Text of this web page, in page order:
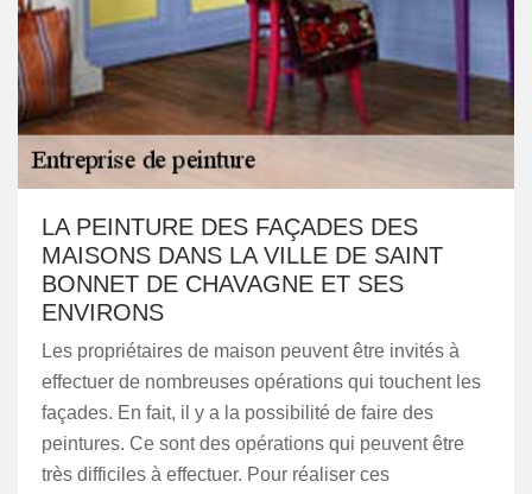
LA PEINTURE DES FAÇADES DES
MAISONS DANS LA VILLE DE SAINT
BONNET DE CHAVAGNE ET SES
ENVIRONS
Les propriétaires de maison peuvent être invités à
effectuer de nombreuses opérations qui touchent les
façades. En fait, il y a la possibilité de faire des
peintures. Ce sont des opérations qui peuvent être
très difficiles à effectuer. Pour réaliser ces